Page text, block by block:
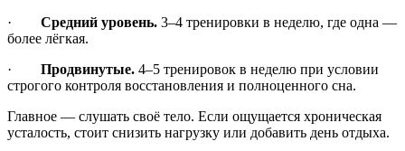
· Средний уровень. 3–4 тренировки в неделю, где одна —
более лёгкая.
· Продвинутые. 4–5 тренировок в неделю при условии
строгого контроля восстановления и полноценного сна.
Главное — слушать своё тело. Если ощущается хроническая
усталость, стоит снизить нагрузку или добавить день отдыха.